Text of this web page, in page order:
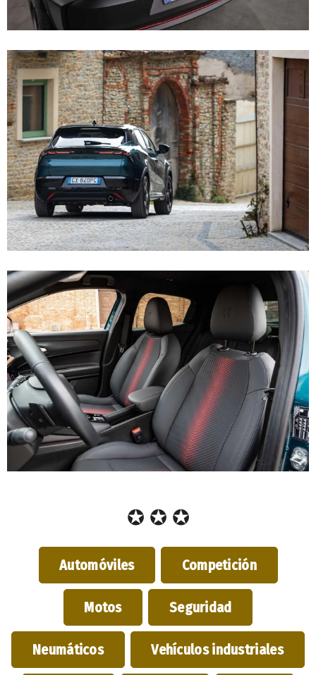
✪ ✪ ✪
Automóviles Competición
Motos Seguridad
Neumáticos Vehículos industriales